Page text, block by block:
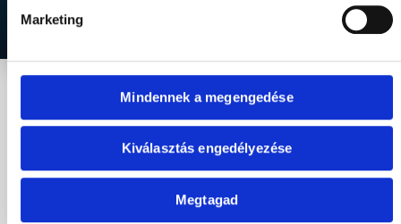
Marketing
Mindennek a megengedése
Kiválasztás engedélyezése
Megtagad